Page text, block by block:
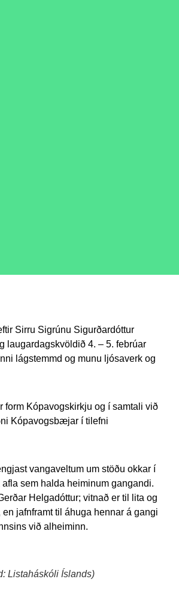
Sirru Sigrúnu Sigurðardóttur
laugardagskvöldið 4. – 5. febrúar
lágstemmd og munu ljósaverk og
form Kópavogskirkju og í samtali við
Kópavogsbæjar í tilefni
vangaveltum um stöðu okkar í
sem halda heiminum gangandi.
Helgadóttur; vitnað er til lita og
jafnframt til áhuga hennar á gangi
við alheiminn.
Listaháskóli Íslands)